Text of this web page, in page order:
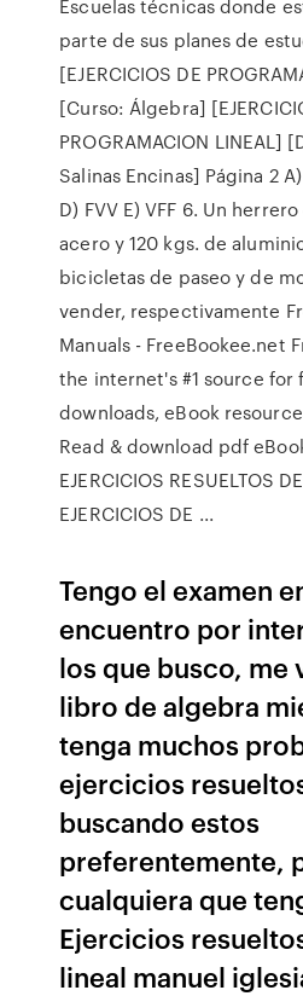
Escuelas técnicas donde
parte de sus planes de
[EJERCICIOS DE
[Curso: Álgebra]
PROGRAMACION LINEAL]
Salinas Encinas] Página 2 A)
D) FVV E) VFF 6. Un
acero y 120 kgs. de
bicicletas de paseo y de
vender, respectivamente
Manuals - FreeBookee.net
the internet's #1 source for
downloads, eBook
Read & download pdf
EJERCICIOS RESUELTOS
EJERCICIOS DE ...
Tengo el examen
encuentro por
los que busco, me
libro de algebra
tenga muchos
ejercicios
buscando estos
preferentemente,
cualquiera que
Ejercicios
lineal manuel